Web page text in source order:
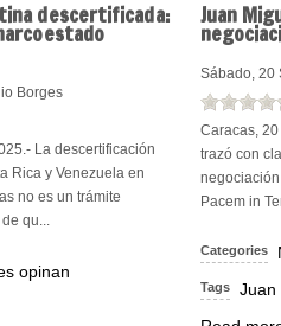
descertificada:
Borges
La descertificación
Rica y Venezuela en
no es un trámite
qu...
opinan
Juan
Sábado, 20
Caracas,
trazó con
Pacem in
Categories
Tags
Juan